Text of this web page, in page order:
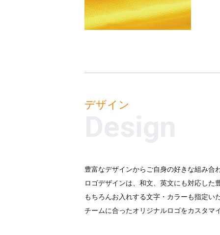
デザイン
豊富なデザインからご自身の好きな組み合
ロゴデザインは、和文、英文にも対応した
もちろんお入れする文字・カラーも指定い
チームに合ったオリジナルロゴをカスタマ